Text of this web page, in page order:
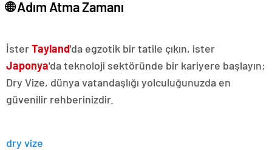
🌐 Adım Atma Zamanı
İsterTayland'da egzotik bir tatile çıkın, ister
Japonya'da teknoloji sektöründe bir kariyere başlayın;
Dry Vize, dünya vatandaşlığı yolculuğunuzda en
güvenilir rehberinizdir.
dry vize